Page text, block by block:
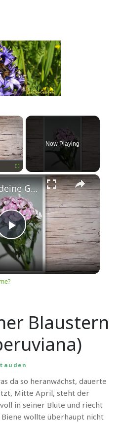
×
Fullscreen
Now Playing
×
Play
Video
Kennst du deine Geburtsblume?
Blaustern
da so heranwächst, dauerte
Mitte April, steht der
in seiner Blüte und riecht
wollte überhaupt nicht